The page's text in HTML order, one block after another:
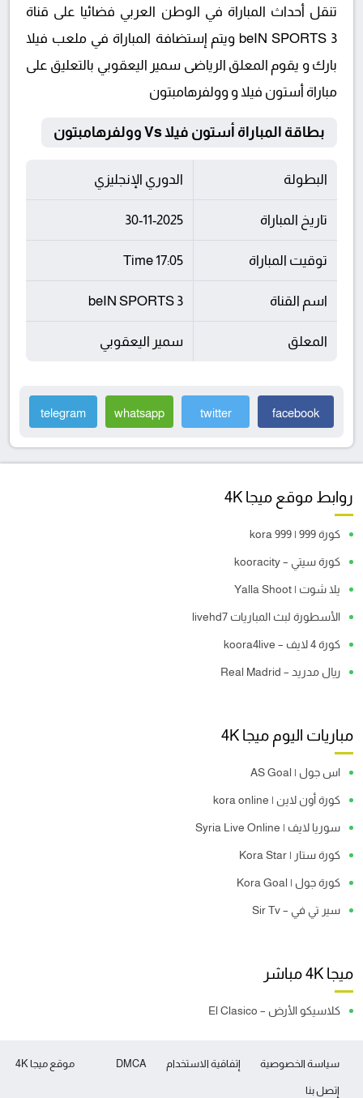
تنقل أحداث المباراة في الوطن العربي فضائيا على قناة
beIN SPORTS 3 ويتم إستضافة المباراة في ملعب فيلا
بارك و يقوم المعلق الرياضى سمير اليعقوبي بالتعليق على
مباراة أستون فيلا و وولفرهامبتون
بطاقة المباراة أستون فيلا Vs وولفرهامبتون
البطولة الدوري الإنجليزي
تاريخ المباراة 30-11-2025
توقيت المباراة 17:05 Time
اسم القناة beIN SPORTS 3
المعلق سمير اليعقوبي
facebook
twitter
whatsapp
telegram
روابط موقع ميجا 4K
كورة 999 | kora 999
كورة سيتي – kooracity
يلا شوت | Yalla Shoot
الأسطورة لبث المباريات livehd7
كورة 4 لايف – koora4live
ريال مدريد – Real Madrid
مباريات اليوم ميجا 4K
اس جول | AS Goal
كورة أون لاين | kora online
سوريا لايف | Syria Live Online
كورة ستار | Kora Star
كورة جول | Kora Goal
سير تي في – Sir Tv
ميجا 4K مباشر
كلاسيكو الأرض – El Clasico
موقع ميجا 4K سياسة الخصوصية إتفاقية الاستخدام DMCA
إتصل بنا